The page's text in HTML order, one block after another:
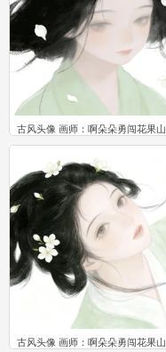
古风头像 画师：啊朵朵勇闯花果山
古风头像 画师：啊朵朵勇闯花果山
0